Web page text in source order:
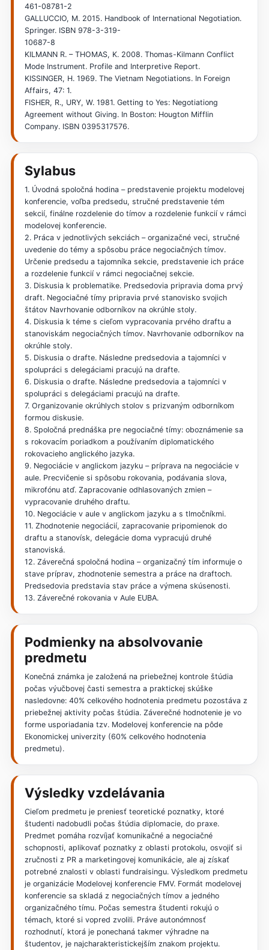
461-08781-2
GALLUCCIO, M. 2015. Handbook of International Negotiation.
Springer. ISBN 978-3-319-
10687-8
KILMANN R. – THOMAS, K. 2008. Thomas-Kilmann Conflict
Mode Instrument. Profile and Interpretive Report.
KISSINGER, H. 1969. The Vietnam Negotiations. In Foreign
Affairs, 47: 1.
FISHER, R., URY, W. 1981. Getting to Yes: Negotiationg
Agreement without Giving. In Boston: Hougton Mifflin
Company. ISBN 0395317576.
Sylabus
1. Úvodná spoločná hodina – predstavenie projektu modelovej
konferencie, voľba predsedu, stručné predstavenie tém
sekcií, finálne rozdelenie do tímov a rozdelenie funkcií v rámci
modelovej konferencie.
2. Práca v jednotlivých sekciách – organizačné veci, stručné
uvedenie do témy a spôsobu práce negociačných tímov.
Určenie predsedu a tajomníka sekcie, predstavenie ich práce
a rozdelenie funkcií v rámci negociačnej sekcie.
3. Diskusia k problematike. Predsedovia pripravia doma prvý
draft. Negociačné tímy pripravia prvé stanovisko svojich
štátov Navrhovanie odborníkov na okrúhle stoly.
4. Diskusia k téme s cieľom vypracovania prvého draftu a
stanoviskám negociačných tímov. Navrhovanie odborníkov na
okrúhle stoly.
5. Diskusia o drafte. Následne predsedovia a tajomníci v
spolupráci s delegáciami pracujú na drafte.
6. Diskusia o drafte. Následne predsedovia a tajomníci v
spolupráci s delegáciami pracujú na drafte.
7. Organizovanie okrúhlych stolov s prizvaným odborníkom
formou diskusie.
8. Spoločná prednáška pre negociačné tímy: oboznámenie sa
s rokovacím poriadkom a používaním diplomatického
rokovacieho anglického jazyka.
9. Negociácie v anglickom jazyku – príprava na negociácie v
aule. Precvičenie si spôsobu rokovania, podávania slova,
mikrofónu atď. Zapracovanie odhlasovaných zmien –
vypracovanie druhého draftu.
10. Negociácie v aule v anglickom jazyku a s tlmočníkmi.
11. Zhodnotenie negociácií, zapracovanie pripomienok do
draftu a stanovísk, delegácie doma vypracujú druhé
stanoviská.
12. Záverečná spoločná hodina – organizačný tím informuje o
stave príprav, zhodnotenie semestra a práce na draftoch.
Predsedovia predstavia stav práce a výmena skúsenosti.
13. Záverečné rokovania v Aule EUBA.
Podmienky na absolvovanie
predmetu
Konečná známka je založená na priebežnej kontrole štúdia
počas výučbovej časti semestra a praktickej skúške
nasledovne: 40% celkového hodnotenia predmetu pozostáva z
priebežnej aktivity počas štúdia. Záverečné hodnotenie je vo
forme usporiadania tzv. Modelovej konferencie na pôde
Ekonomickej univerzity (60% celkového hodnotenia
predmetu).
Výsledky vzdelávania
Cieľom predmetu je preniesť teoretické poznatky, ktoré
študenti nadobudli počas štúdia diplomacie, do praxe.
Predmet pomáha rozvíjať komunikačné a negociačné
schopnosti, aplikovať poznatky z oblasti protokolu, osvojiť si
zručnosti z PR a marketingovej komunikácie, ale aj získať
potrebné znalosti v oblasti fundraisingu. Výsledkom predmetu
je organizácie Modelovej konferencie FMV. Formát modelovej
konferencie sa skladá z negociačných tímov a jedného
organizačného tímu. Počas semestra študenti rokujú o
témach, ktoré si vopred zvolili. Práve autonómnosť
rozhodnutí, ktorá je ponechaná takmer výhradne na
študentov, je najcharakteristickejším znakom projektu.